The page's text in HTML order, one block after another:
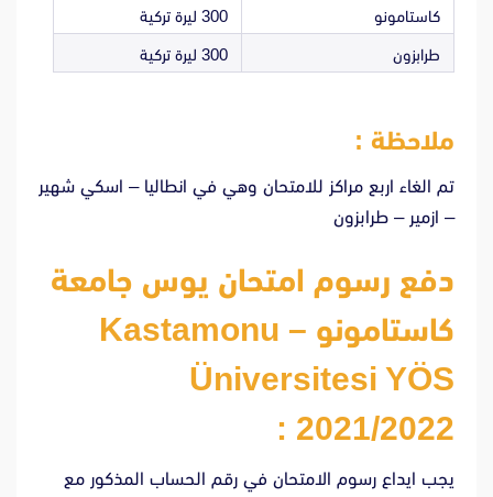
كاستامونو 300 ليرة تركية
طرابزون 300 ليرة تركية
ملاحظة :
تم الغاء اربع مراكز للامتحان وهي في انطاليا – اسكي شهير
– ازمير – طرابزون
دفع رسوم امتحان يوس جامعة
كاستامونو – Kastamonu
Üniversitesi YÖS
2021/2022 :
يجب ايداع رسوم الامتحان في رقم الحساب المذكور مع